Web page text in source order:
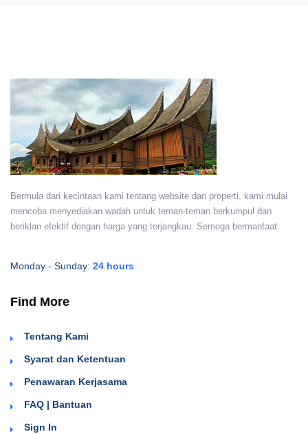
Bermula dari kecintaan kami tentang website dan properti, kami mulai
mencoba menyediakan wadah untuk teman-teman berkumpul dan
beriklan efektif dengan harga yang terjangkau. Semoga bermanfaat.
Monday - Sunday: 24 hours
Find More
Tentang Kami
Syarat dan Ketentuan
Penawaran Kerjasama
FAQ | Bantuan
Sign In